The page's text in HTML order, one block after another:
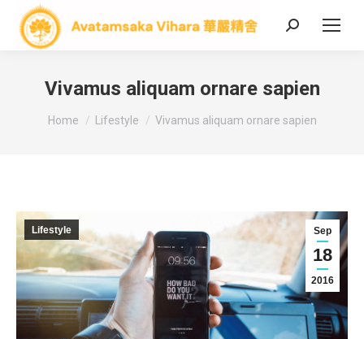
Search:
Vivamus aliquam ornare sapien
You are here:
Home Lifestyle Vivamus aliquam ornare sapien
Sep
18
2016
Lifestyle